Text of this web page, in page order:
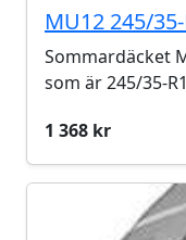
MU12 245/
Sommardäcket
som är 245/35-
1 368 kr